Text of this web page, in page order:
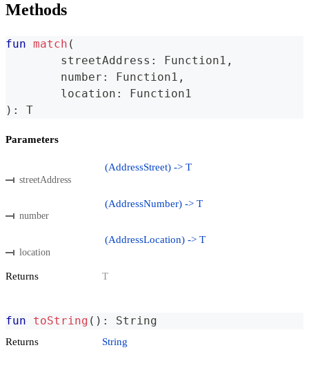
Methods
fun match (
	streetAddress
: Function1 ,
	number
: Function1 ,
	location
:
Function1
) : T
Parameters
streetAddress
(AddressStreet) -> T
number
(AddressNumber) -> T
location
(AddressLocation) -> T
Returns T
fun toString ( ) : String
Returns String